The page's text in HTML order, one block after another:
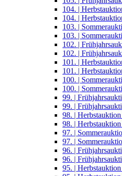
104. |
104. |
103. |
103. |
102. |
102. |
101. |
101. |
100. |
100. |
99. |
99. |
98. |
98. |
97. |
97. |
96. |
96. |
95. |